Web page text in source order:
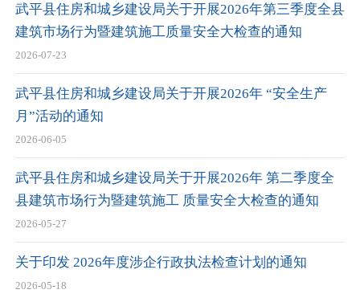
武平县住房和城乡建设局关于开展2026年第三季度全县
建筑市场行为暨建筑施工质量安全大检查的通知
2026-07-23
武平县住房和城乡建设局关于开展2026年 “安全生产
月”活动的通知
2026-06-05
武平县住房和城乡建设局关于开展2026年 第二季度全
县建筑市场行为暨建筑施工 质量安全大检查的通知
2026-05-27
关于印发 2026年度涉企行政执法检查计划的通知
2026-05-18